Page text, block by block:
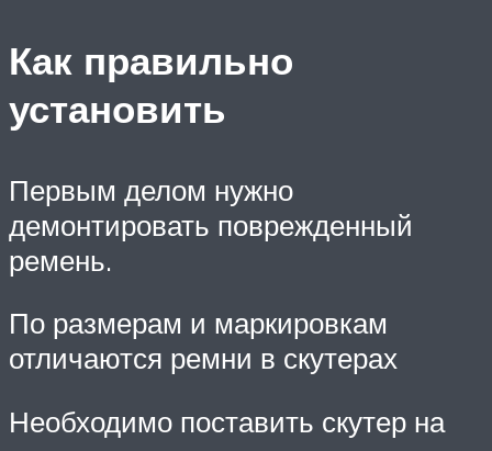
Как правильно
установить
Первым делом нужно
демонтировать поврежденный
ремень.
По размерам и маркировкам
отличаются ремни в скутерах
Необходимо поставить скутер на